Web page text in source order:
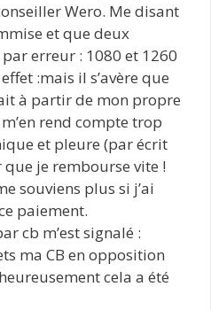
Wero. Me disant
et que deux
erreur : 1080 et 1260
:mais il s’avère que
à partir de mon propre
rend compte trop
et pleure (par écrit
je rembourse vite !
souviens plus si j’ai
paiement.
cb m’est signalé :
ma CB en opposition
cela a été